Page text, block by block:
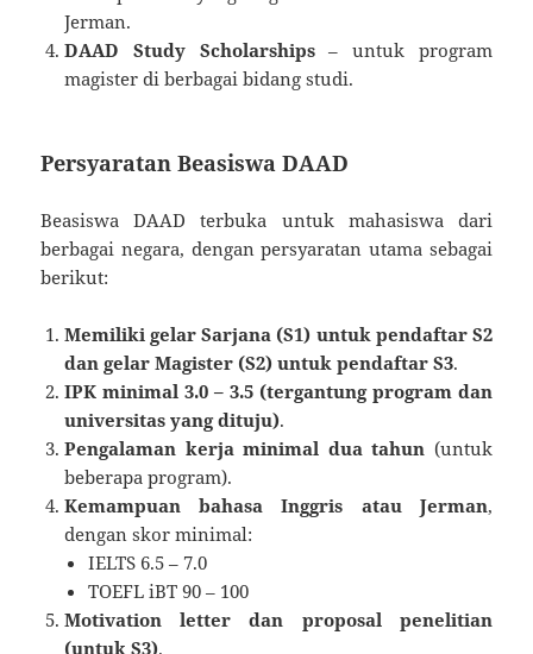
Jerman.
DAAD Study Scholarships– untuk program
magister di berbagai bidang studi.
Persyaratan Beasiswa DAAD
Beasiswa DAAD terbuka untuk mahasiswa dari
berbagai negara, dengan persyaratan utama sebagai
berikut:
Memiliki gelar Sarjana (S1) untuk pendaftar S2
dan gelar Magister (S2) untuk pendaftar S3.
IPK minimal 3.0 – 3.5 (tergantung program dan
universitas yang dituju).
Pengalaman kerja minimal dua tahun (untuk
beberapa program).
Kemampuan bahasa Inggris atau Jerman,
dengan skor minimal:
IELTS 6.5 – 7.0
TOEFL iBT 90 – 100
Motivation letter dan proposal penelitian
(untuk S3).